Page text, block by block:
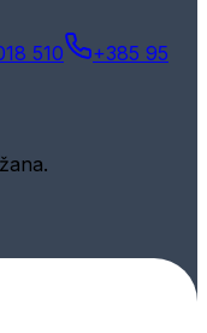
510
+385 95